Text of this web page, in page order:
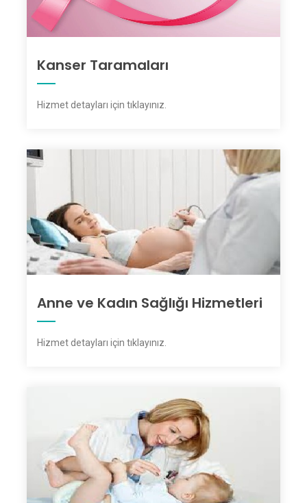
Kanser Taramaları
Hizmet detayları için tıklayınız
Anne ve Kadın Sağlığı Hizmetleri
Hizmet detayları için tıklayınız